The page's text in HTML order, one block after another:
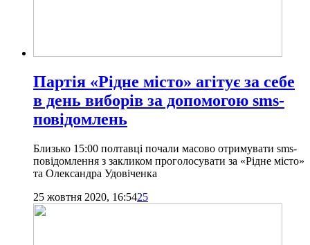
Партія «Рідне місто» агітує за себе
в день виборів за допомогою sms-
повідомлень
Близько 15:00 полтавці почали масово отримувати sms-
повідомлення з закликом проголосувати за «Рідне місто»
та Олександра Удовіченка
25 жовтня 2020, 16:5425